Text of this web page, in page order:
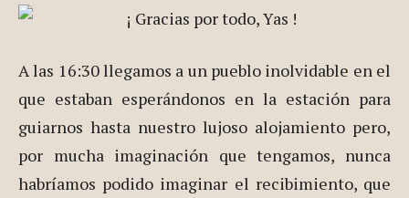
A las 16:30 llegamos a un pueblo inolvidable en el
que estaban esperándonos en la estación para
guiarnos hasta nuestro lujoso alojamiento pero,
por mucha imaginación que tengamos, nunca
habríamos podido imaginar el recibimiento, que